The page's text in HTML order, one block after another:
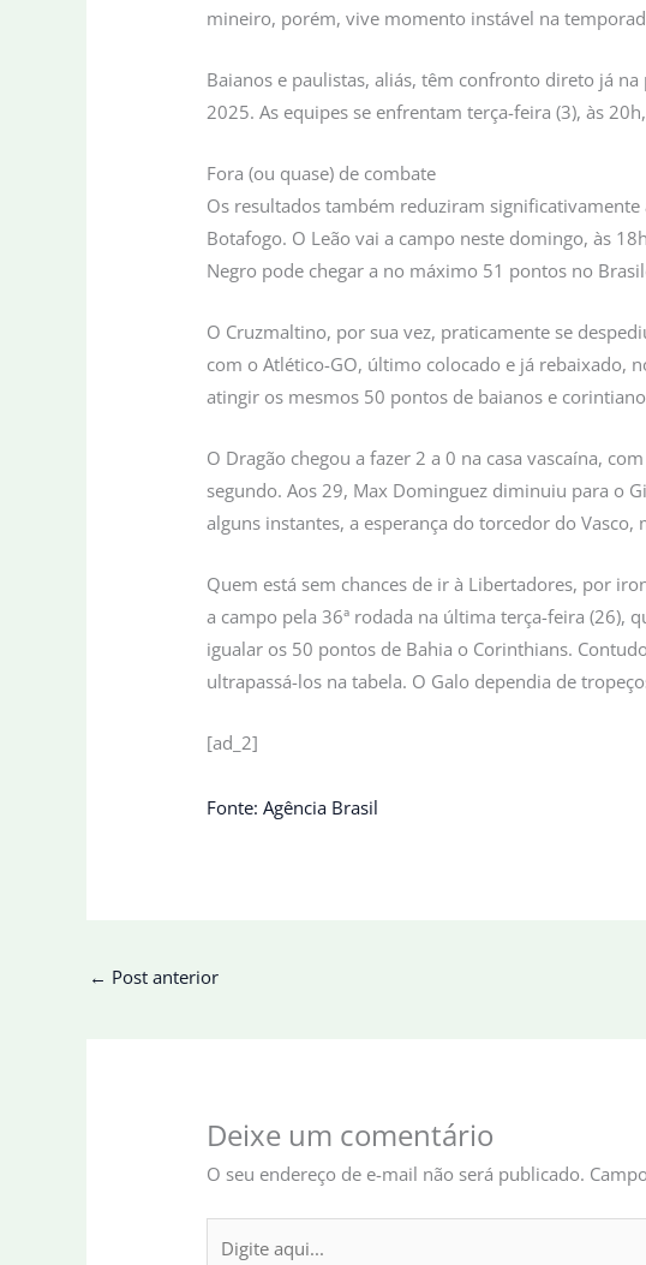
mineiro, porém, vive momento instável na
Baianos e paulistas, aliás, têm confronto direto já
2025. As equipes se enfrentam terça-feira (3), às
Fora (ou quase) de combate
Os resultados também reduziram significativamente
Botafogo. O Leão vai a campo neste domingo, às
Negro pode chegar a no máximo 51 pontos no
O Cruzmaltino, por sua vez, praticamente se
com o Atlético-GO, último colocado e já rebaixado,
atingir os mesmos 50 pontos de baianos e
O Dragão chegou a fazer 2 a 0 na casa vascaína,
segundo. Aos 29, Max Dominguez diminuiu para o
alguns instantes, a esperança do torcedor do Vasco,
Quem está sem chances de ir à Libertadores, por
a campo pela 36ª rodada na última terça-feira (26),
igualar os 50 pontos de Bahia o Corinthians.
ultrapassá-los na tabela. O Galo dependia de
[ad_2]
Fonte: Agência Brasil
← Post anterior
Deixe um comentário
O seu endereço de e-mail não será publicado.